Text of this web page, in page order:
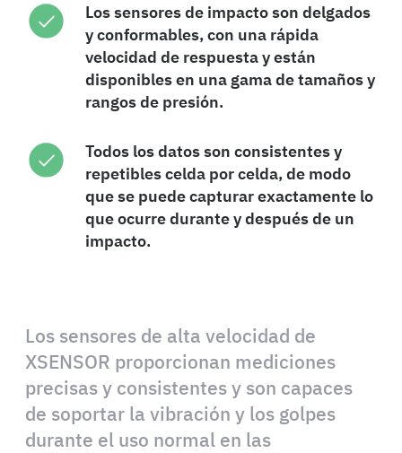
Los sensores de alta velocidad de
XSENSOR proporcionan mediciones
precisas y consistentes y son capaces
de soportar la vibración y los golpes
durante el uso normal en las
Los sensores de impacto son delgados
y conformables, con una rápida
velocidad de respuesta y están
disponibles en una gama de tamaños y
rangos de presión.
Todos los datos son consistentes y
repetibles celda por celda, de modo
que se puede capturar exactamente lo
que ocurre durante y después de un
impacto.